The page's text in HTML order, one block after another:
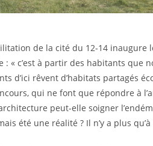
de la cité du 12-14 inaugure
: « c’est à partir des habitants que
d’ici rêvent d’habitats partagés
qui ne font que répondre à
peut-elle soigner
été une réalité ? Il n’y a plus